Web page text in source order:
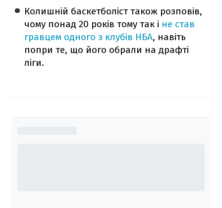
Колишній баскетболіст також розповів,
чому понад 20 років тому так і не став
гравцем одного з клубів НБА, навіть
попри те, що його обрали на драфті
ліги.